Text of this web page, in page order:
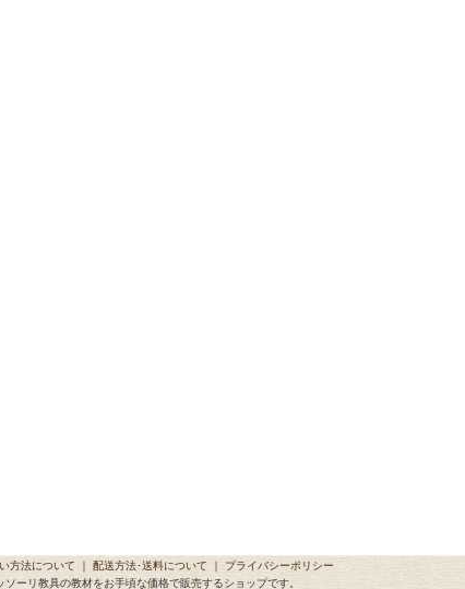
方法について ｜ 配送方法･送料について ｜ プライバシーポリシー
ーリ教具の教材をお手頃な価格で販売するショップです。